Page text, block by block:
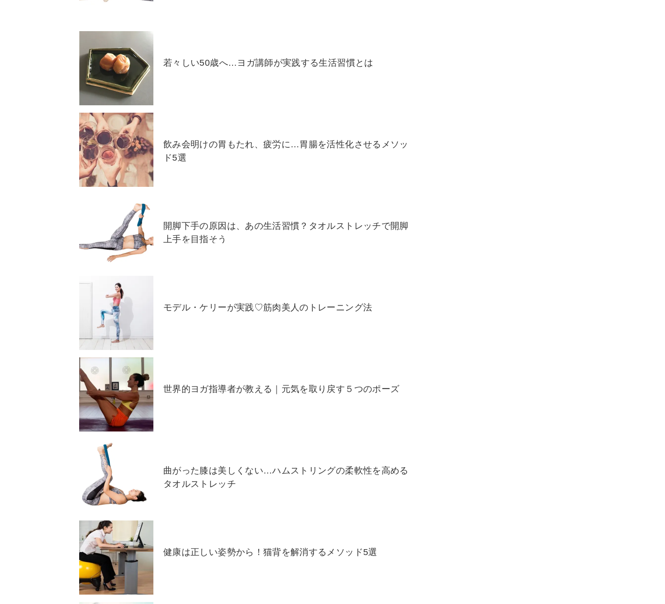
若々しい50歳へ…ヨガ講師が実践する生活習慣とは
飲み会明けの胃もたれ、疲労に…胃腸を活性化させるメソッ
ド5選
開脚下手の原因は、あの生活習慣？タオルストレッチで開脚
上手を目指そう
モデル・ケリーが実践♡筋肉美人のトレーニング法
世界的ヨガ指導者が教える｜元気を取り戻す５つのポーズ
曲がった膝は美しくない…ハムストリングの柔軟性を高める
タオルストレッチ
健康は正しい姿勢から！猫背を解消するメソッド5選